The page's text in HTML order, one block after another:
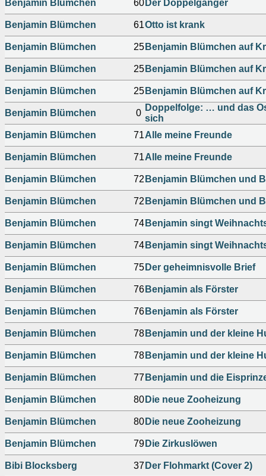
Benjamin Blümchen 60 Der Doppelgänger
Benjamin Blümchen 61Otto ist krank
Benjamin Blümchen 25 Benjamin Blümchen auf
Benjamin Blümchen 25 Benjamin Blümchen auf
Benjamin Blümchen 25 Benjamin Blümchen auf
Benjamin Blümchen 0
Doppelfolge: … und das
sich
Benjamin Blümchen
71Alle meine Freunde
Benjamin Blümchen 71Alle meine Freunde
Benjamin Blümchen 72 Benjamin Blümchen und
Benjamin Blümchen 72 Benjamin Blümchen und
Benjamin Blümchen 74 Benjamin singt
Benjamin Blümchen 74 Benjamin singt
Benjamin Blümchen 75 Der geheimnisvolle Brief
Benjamin Blümchen 76 Benjamin als Förster
Benjamin Blümchen 76 Benjamin als Förster
Benjamin Blümchen 78 Benjamin und der kleine
Benjamin Blümchen 78 Benjamin und der kleine
Benjamin Blümchen 77 Benjamin und die
Benjamin Blümchen 80 Die neue Zooheizung
Benjamin Blümchen 80 Die neue Zooheizung
Benjamin Blümchen 79 Die Zirkuslöwen
Bibi Blocksberg 37 Der Flohmarkt (Cover 2)